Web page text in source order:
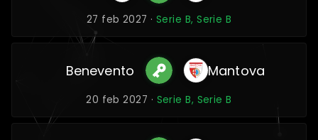
27 feb 2027 ·Serie B, Serie B
Benevento Mantova
20 feb 2027 · Serie B, Serie B